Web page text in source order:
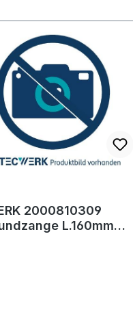
2000810309
L.160mm